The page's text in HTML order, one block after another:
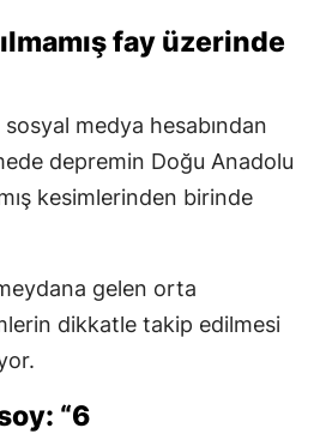
fay üzerinde
medya hesabından
depremin Doğu Anadolu
kesimlerinden birinde
gelen orta
dikkatle takip edilmesi
“6